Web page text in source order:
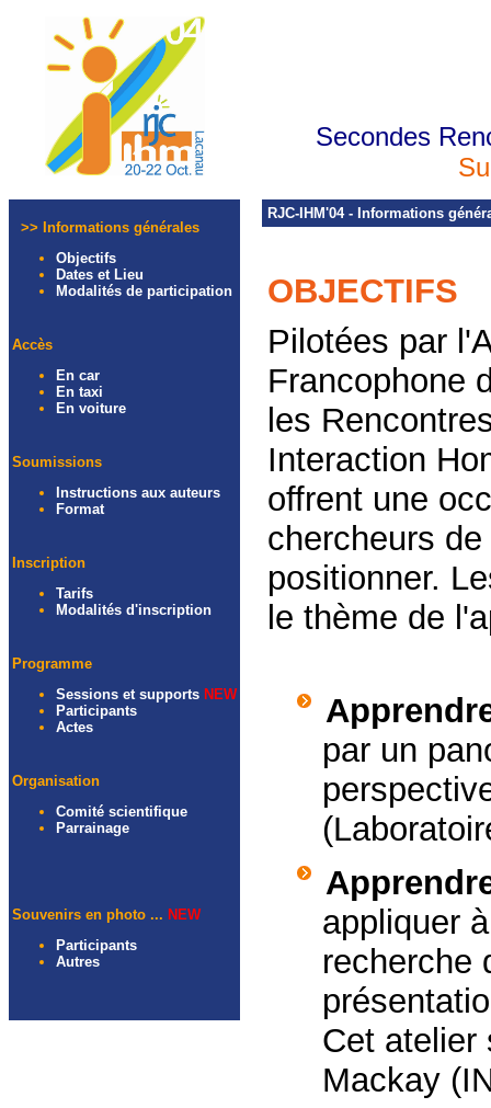
Secondes
>> Informations générales
Objectifs
Dates et Lieu
Modalités de participation
Accès
En car
En taxi
En voiture
Soumissions
Instructions aux auteurs
Format
Inscription
Tarifs
Modalités d'inscription
Programme
Sessions et supports NEW
Participants
Actes
Organisation
Comité scientifique
Parrainage
Souvenirs en photo ... NEW
Participants
Autres
RJC-IHM'04 - Informations
OBJECTIFS
Pilotées par
Francophone
les
Interaction
offrent une
chercheurs
positionner.
le thème de
par un
appliquer
recherche
Cet atelier
Mackay